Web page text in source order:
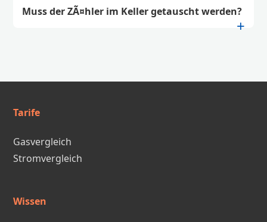
Muss der ZÃ¤hler im Keller getauscht werden?
Tarife
Gasvergleich
Stromvergleich
Wissen